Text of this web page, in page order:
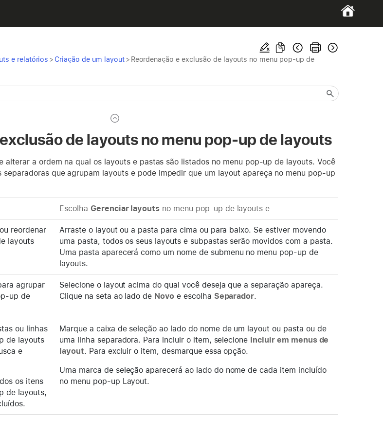
e relatórios > Criação de um layout> Reordenação e exclusão de layouts no menu pop-up de
de layouts no menu pop-up de layouts
alterar a ordem na qual os layouts e pastas são listados no menu pop-up de layouts. Você
que agrupam layouts e pode impedir que um layout apareça no menu pop-up
Escolha Gerenciar layouts no menu pop-up de layouts e
reordenar
layouts
Arraste o layout ou a pasta para cima ou para baixo. Se estiver movendo
uma pasta, todos os seus layouts e subpastas serão movidos com a pasta.
Uma pasta aparecerá como um nome de submenu no menu pop-up de
layouts.
agrupar
up de
Selecione o layout acima do qual você deseja que a separação apareça.
Clique na seta ao lado de Novo e escolha Separador.
ou linhas
de layouts
e
os itens
de layouts,
Marque a caixa de seleção ao lado do nome de um layout ou pasta ou de
uma linha separadora. Para incluir o item, selecione Incluir em menus de
layout. Para excluir o item, desmarque essa opção.
Uma marca de seleção aparecerá ao lado do nome de cada item incluído
no menu pop-up Layout.